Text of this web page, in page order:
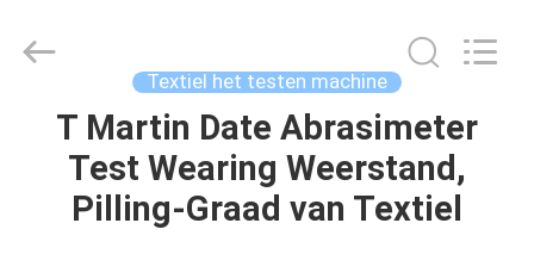
HUIS
PRODUCTEN
Technology
Textiel het testen machine
T Martin Date Abrasimeter
Test Wearing Weerstand,
Pilling-Graad van Textiel